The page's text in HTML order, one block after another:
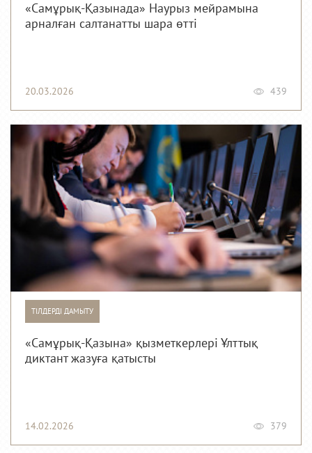
«Самұрық-Қазынада» Наурыз мейрамына
арналған салтанатты шара өтті
20.03.2026 439
ТІЛДЕРДІ ДАМЫТУ
«Самұрық-Қазына» қызметкерлері Ұлттық
диктант жазуға қатысты
14.02.2026 379